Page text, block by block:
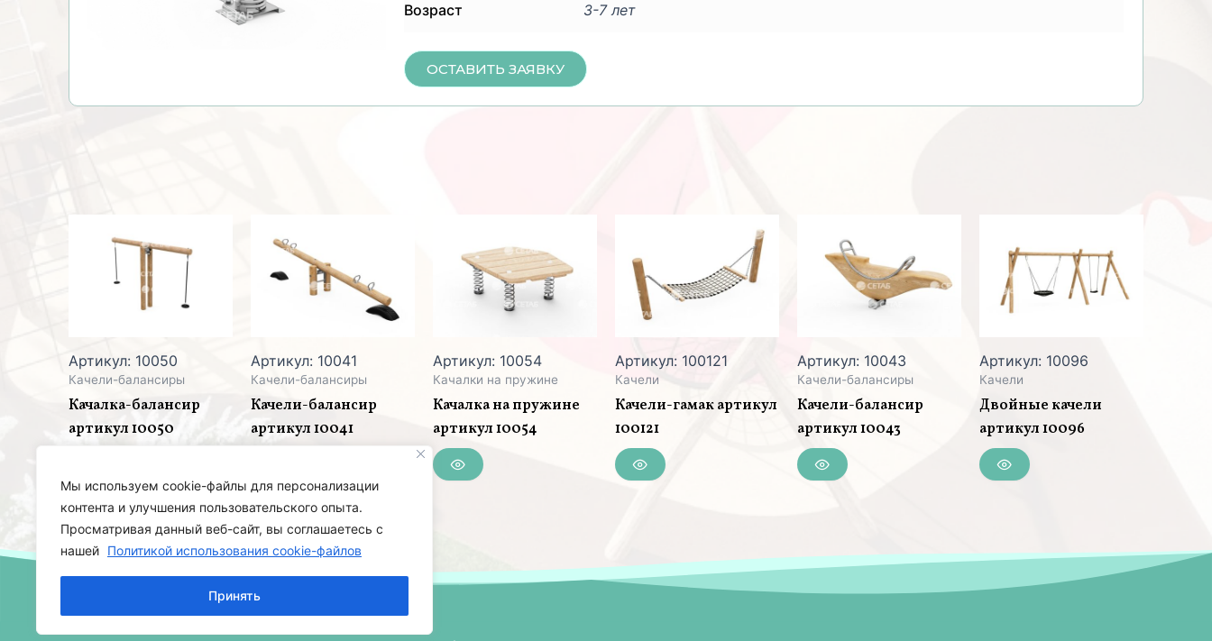
Мы используем cookie-файлы для персонализации
контента и улучшения пользовательского опыта.
Просматривая данный веб-сайт, вы соглашаетесь с
нашей Политикой использования cookie-файлов
Принять
Возраст 3-7 лет
ОСТАВИТЬ ЗАЯВКУ
Артикул: 10050
Качели-балансиры
Качалка-балансир
артикул 10050
Артикул: 10041
Качели-балансиры
Качели-балансир
артикул 10041
Артикул: 10054
Качалки на пружине
Качалка на пружине
артикул 10054
Артикул: 100121
Качели
Качели-гамак артикул
100121
Артикул: 10043
Качели-балансиры
Качели-балансир
артикул 10043
Артикул: 10096
Качели
Двойные качели
артикул 10096